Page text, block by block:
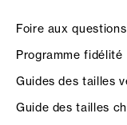
Foire aux questions
Programme fidélité
Guides des tailles
Guide des tailles